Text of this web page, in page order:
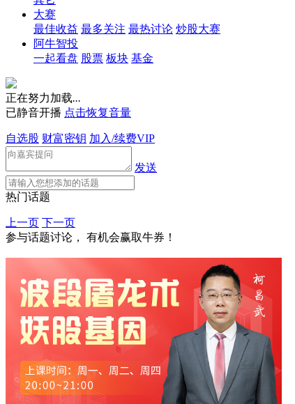
大赛
最佳收益 最多关注 最热讨论 炒股大赛
阿牛智投
一起看盘 股票 板块 基金
正在努力加载...
已静音开播 点击恢复音量
自选股 财富密钥 加入/续费VIP
发送
热门话题
上一页 下一页
参与话题讨论， 有机会赢取牛券！